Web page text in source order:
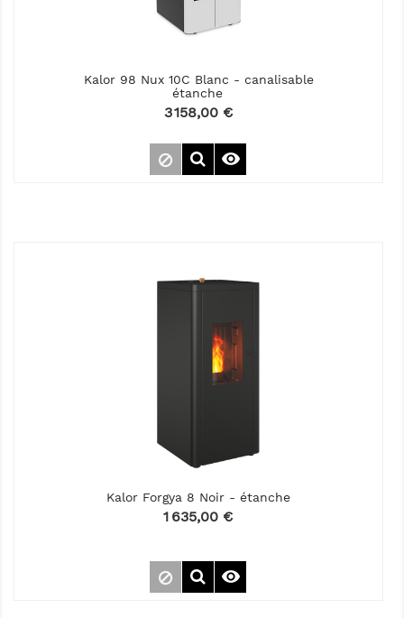
Kalor 98 Nux 10C Blanc - canalisable
étanche
Prix
3 158,00 €

Kalor Forgya 8 Noir - étanche
Prix
1 635,00 €
